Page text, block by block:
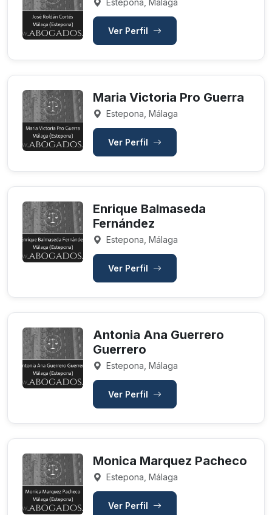
Estepona, Málaga
Ver Perfil
Maria Victoria Pro Guerra
Estepona, Málaga
Ver Perfil
Enrique Balmaseda
Fernández
Estepona, Málaga
Ver Perfil
Antonia Ana Guerrero
Guerrero
Estepona, Málaga
Ver Perfil
Monica Marquez Pacheco
Estepona, Málaga
Ver Perfil